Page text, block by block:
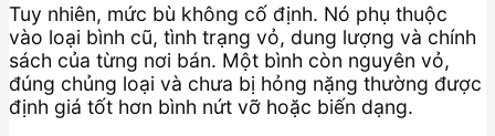
Tuy nhiên, mức bù không cố định. Nó phụ thuộc
vào loại bình cũ, tình trạng vỏ, dung lượng và chính
sách của từng nơi bán. Một bình còn nguyên vỏ,
đúng chủng loại và chưa bị hỏng nặng thường được
định giá tốt hơn bình nứt vỡ hoặc biến dạng.